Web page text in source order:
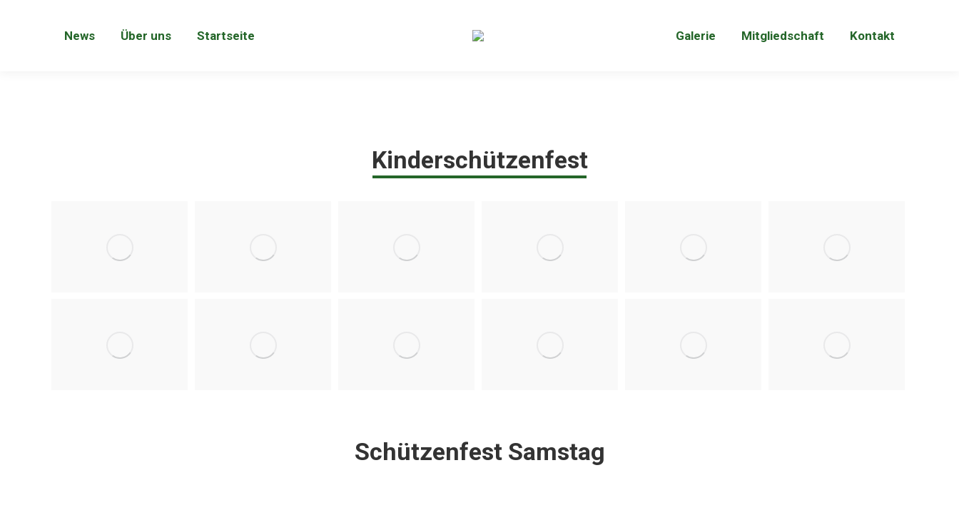
News Über uns Startseite Galerie Mitgliedschaft Kontakt
Kinderschützenfest
Schützenfest Samstag